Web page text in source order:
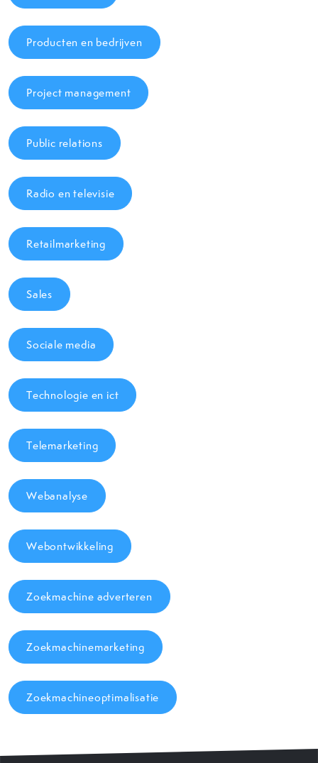
Producten en bedrijven
Project management
Public relations
Radio en televisie
Retailmarketing
Sales
Sociale media
Technologie en ict
Telemarketing
Webanalyse
Webontwikkeling
Zoekmachine adverteren
Zoekmachinemarketing
Zoekmachineoptimalisatie